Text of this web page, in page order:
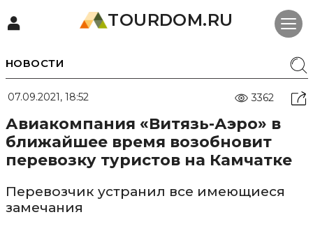
TOURDOM.RU
НОВОСТИ
07.09.2021, 18:52 3362
Авиакомпания «Витязь-Аэро» в
ближайшее время возобновит
перевозку туристов на Камчатке
Перевозчик устранил все имеющиеся
замечания